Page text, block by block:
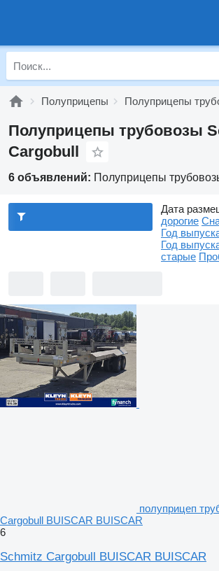
Полуприцепы Полуприцепы
Полуприцепы трубовозы
Cargobull
6 объявлений: Полуприцепы
Дата
дорогие
Год
Год
старые
полуприцеп
Cargobull BUISCAR BUISCAR
6
Schmitz Cargobull BUISCAR BUISCAR